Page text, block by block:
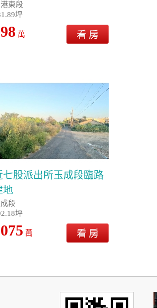
東段
坪
萬
七股派出所玉成段臨路
地
段
坪
萬